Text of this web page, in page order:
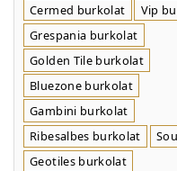
Cermed burkolat
Vip
Grespania burkolat
Golden Tile burkolat
Bluezone burkolat
Gambini burkolat
Ribesalbes burkolat
Geotiles burkolat